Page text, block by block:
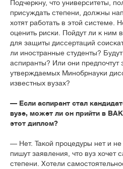
Подчеркну, что университеты,
присуждать степени, должны
хотят работать в этой системе.
оценить риски. Пойдут ли к ним
для защиты диссертаций
ли иностранные студенты?
аспиранты? Или они предпочтут
утверждаемых Минобрнауки
известных вузах?
— Если аспирант стал
вузе, может ли он прийти в
этот диплом?
— Нет. Такой процедуры нет и
пишут заявления, что вуз хочет
степени. Хотели